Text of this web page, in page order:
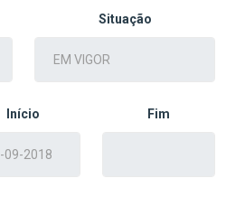
Situação
Início Fim